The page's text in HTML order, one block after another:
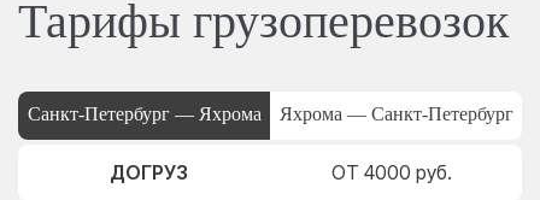
Тарифы грузоперевозок
Санкт-Петербург — Яхрома Яхрома — Санкт-Петербург
ДОГРУЗ ОТ 4000 руб.